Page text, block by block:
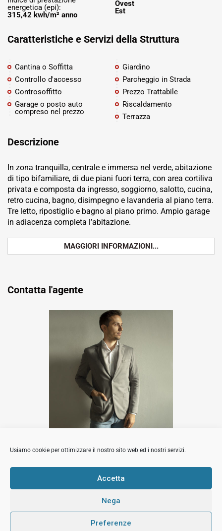
Usiamo cookie per ottimizzare il nostro sito web ed i nostri servizi.
Accetta
Nega
Preferenze
energetica (epi):
315,42 kwh/m² anno
Ovest
Est
Caratteristiche e Servizi della Struttura
Cantina o Soffitta
Controllo d'accesso
Controsoffitto
Garage o posto auto
compreso nel prezzo
Giardino
Parcheggio in Strada
Prezzo Trattabile
Riscaldamento
Terrazza
Descrizione
In zona tranquilla, centrale e immersa nel verde, abitazione
di tipo bifamiliare, di due piani fuori terra, con area cortiliva
privata e composta da ingresso, soggiorno, salotto, cucina,
retro cucina, bagno, disimpegno e lavanderia al piano terra.
Tre letto, ripostiglio e bagno al piano primo. Ampio garage
in adiacenza completa l’abitazione.
MAGGIORI INFORMAZIONI...
Contatta l'agente
Luca Barbi
Contatta l'agente
© 2018 All Rights Reserved Immobiliare Sermide.